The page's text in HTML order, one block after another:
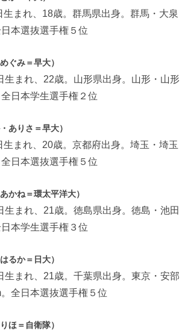
まれ、18歳。群馬県出身。群馬・大泉
本選抜選手権５位
ぐみ＝早大）
まれ、22歳。山形県出身。山形・山形
日本学生選手権２位
ありさ＝早大）
まれ、20歳。京都府出身。埼玉・埼玉
日本選抜選手権５位
かね＝環太平洋大）
まれ、21歳。徳島県出身。徳島・池田
本学生選手権３位
るか＝日大）
まれ、21歳。千葉県出身。東京・安部
全日本選抜選手権５位
ほ＝自衛隊）